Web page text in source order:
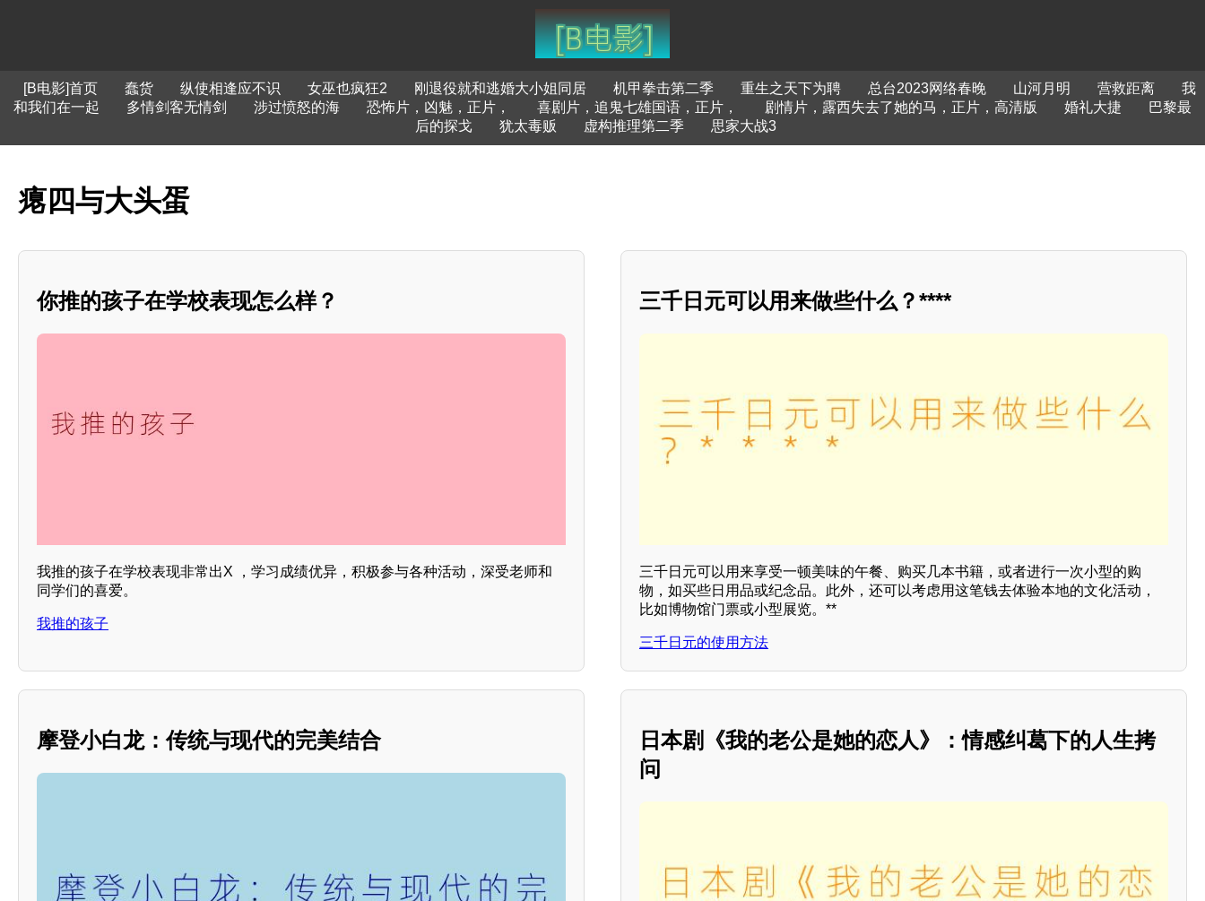
[B电影]首页 蠢货 纵使相逢应不识 女巫也疯狂2 刚退役就和逃婚大小姐同居 机甲拳击第二季 重生之天下为聘 总台2023网络春晚 山河月明 营救距离
我
和我们在一起
多情剑客无情剑 涉过愤怒的海 恐怖片，凶魅，正片， 喜剧片，追鬼七雄国语，正片， 剧情片，露西失去了她的马，正片，高清版 婚礼大捷
巴黎最
后的探戈
犹太毒贩 虚构推理第二季 思家大战3
瘪四与大头蛋
你推的孩子在学校表现怎么样？
我推的孩子在学校表现非常出X ，学习成绩优异，积极参与各种活动，深受老师和
同学们的喜爱。
我推的孩子
三千日元可以用来做些什么？****
三千日元可以用来享受一顿美味的午餐、购买几本书籍，或者进行一次小型的购
物，如买些日用品或纪念品。此外，还可以考虑用这笔钱去体验本地的文化活动，
比如博物馆门票或小型展览。**
三千日元的使用方法
摩登小白龙：传统与现代的完美结合
日本剧《我的老公是她的恋人》：情感纠葛下的人生拷
问